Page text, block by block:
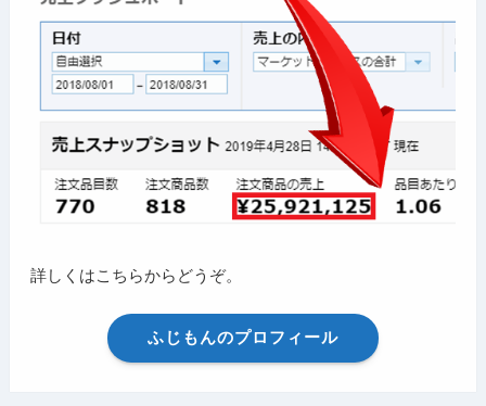
詳しくはこちらからどうぞ。
ふじもんのプロフィール